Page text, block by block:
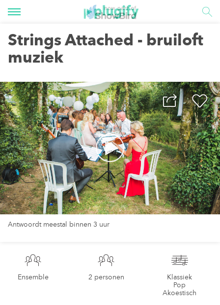
Strings Attached - bruiloft
muziek
Klassiek,
Akoestisch
Ensemble
Antwoordt meestal binnen 3 uur
Ensemble 2 personen
Klassiek
Pop
Akoestisch